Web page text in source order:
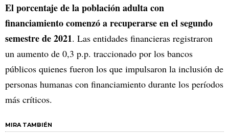
El porcentaje de la población adulta con
financiamiento comenzó a recuperarse en el segundo
semestre de 2021. Las entidades financieras registraron
un aumento de 0,3 p.p. traccionado por los bancos
públicos quienes fueron los que impulsaron la inclusión de
personas humanas con financiamiento durante los períodos
más críticos.
MIRA TAMBIÉN